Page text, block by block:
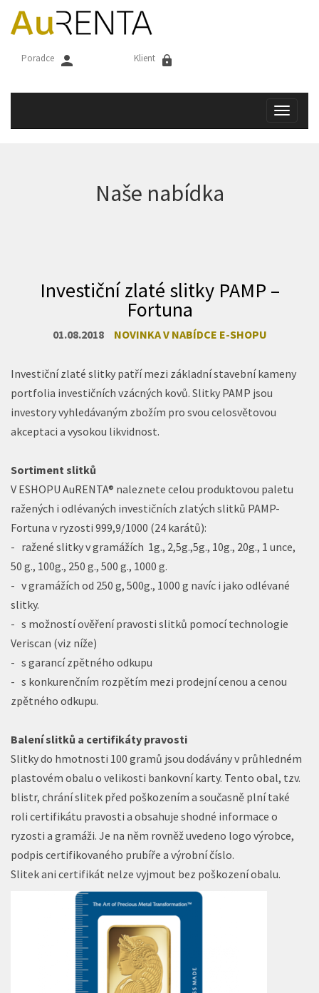
AuRENTA
Poradce Klient
Toggle
Naše nabídka
Investiční zlaté slitky PAMP –
Fortuna
01.08.2018 NOVINKA V NABÍDCE E-SHOPU
Investiční zlaté slitky patří mezi základní stavební kameny
portfolia investičních vzácných kovů. Slitky PAMP jsou
investory vyhledávaným zbožím pro svou celosvětovou
akceptaci a vysokou likvidnost.
Sortiment slitků
V ESHOPU AuRENTA® naleznete celou produktovou paletu
ražených i odlévaných investičních zlatých slitků PAMP-
Fortuna v ryzosti 999,9/1000 (24 karátů):
- ražené slitky v gramážích 1g., 2,5g.,5g., 10g., 20g., 1 unce,
50 g., 100g., 250 g., 500 g., 1000 g.
- v gramážích od 250 g, 500g., 1000 g navíc i jako odlévané
slitky.
- s možností ověření pravosti slitků pomocí technologie
Veriscan (viz níže)
- s garancí zpětného odkupu
- s konkurenčním rozpětím mezi prodejní cenou a cenou
zpětného odkupu.
Balení slitků a certifikáty pravosti
Slitky do hmotnosti 100 gramů jsou dodávány v průhledném
plastovém obalu o velikosti bankovní karty. Tento obal, tzv.
blistr, chrání slitek před poškozením a současně plní také
roli certifikátu pravosti a obsahuje shodné informace o
ryzosti a gramáži. Je na něm rovněž uvedeno logo výrobce,
podpis certifikovaného prubíře a výrobní číslo.
Slitek ani certifikát nelze vyjmout bez poškození obalu.